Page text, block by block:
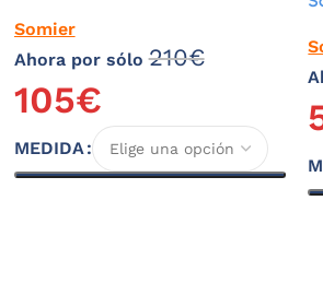
Somier
Ahora por sólo210€
105€
MEDIDA